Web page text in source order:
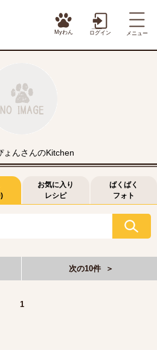
Myわん ログイン メニュー
ょんさんのKitchen
お気に入り
レシピ
ばくばく
フォト
次の10件 ＞
1